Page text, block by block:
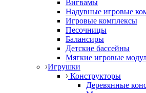
Вигвамы
Надувные игровые
Игровые комплексы
Песочницы
Балансиры
Детские бассейны
Мягкие игровые
Игрушки
Конструкторы
Деревянные